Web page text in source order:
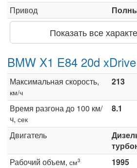
Привод
Показать все
BMW X1 E84 20d
Максимальная скорость,
км/ч
213
Время разгона до 100 км/
ч, сек
8.1
Двигатель
Рабочий объем, см3
1995